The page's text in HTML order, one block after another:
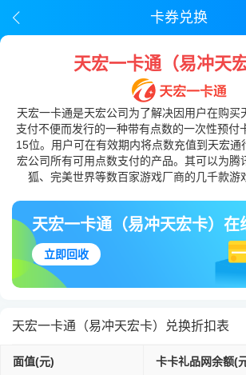
卡券兑换
天宏一卡通（易冲天宏
天宏一卡通是天宏公司为了解决因用户在购买
支付不便而发行的一种带有点数的一次性预付
15位。用户可在有效期内将点数充值到天宏通
宏公司所有可用点数支付的产品。其可以为腾
狐、完美世界等数百家游戏厂商的几千款游
天宏一卡通（易冲天宏卡）在
立即回收
天宏一卡通（易冲天宏卡）兑换折扣表
面值(元) 卡卡礼品网余额(